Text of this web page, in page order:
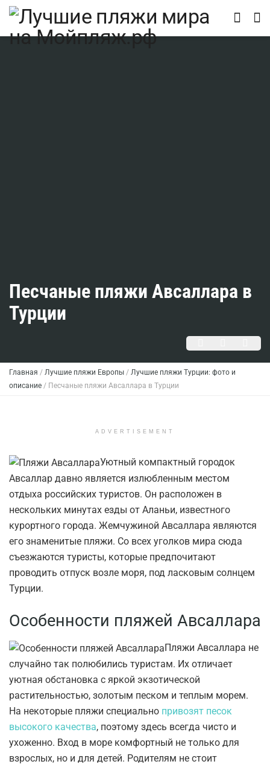
Песчаные пляжи Авсаллара в
Турции
Главная / Лучшие пляжи Европы / Лучшие пляжи Турции: фото и
описание / Песчаные пляжи Авсаллара в Турции
ADVERTISEMENT
Уютный компактный городок
Авсаллар давно является излюбленным местом
отдыха российских туристов. Он расположен в
нескольких минутах езды от Аланьи, известного
курортного города. Жемчужиной Авсаллара являются
его знаменитые пляжи. Со всех уголков мира сюда
съезжаются туристы, которые предпочитают
проводить отпуск возле моря, под ласковым солнцем
Турции.
Особенности пляжей Авсаллара
Пляжи Авсаллара не
случайно так полюбились туристам. Их отличает
уютная обстановка с яркой экзотической
растительностью, золотым песком и теплым морем.
На некоторые пляжи специально привозят песок
высокого качества, поэтому здесь всегда чисто и
ухоженно. Вход в море комфортный не только для
взрослых, но и для детей. Родителям не стоит